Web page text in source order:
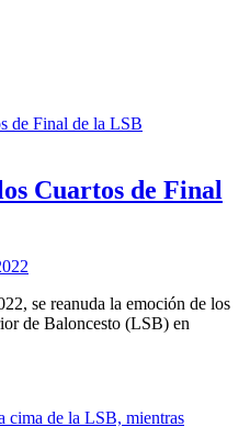
Cuartos de Final
se reanuda la emoción de los
de Baloncesto (LSB) en